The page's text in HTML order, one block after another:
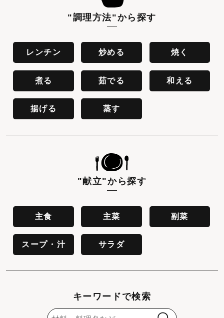
"調理方法"から探す
レンチン 炒める 焼く
煮る 茹でる 和える
揚げる 蒸す
"献立"から探す
主食 主菜 副菜
スープ・汁 サラダ
キーワードで検索